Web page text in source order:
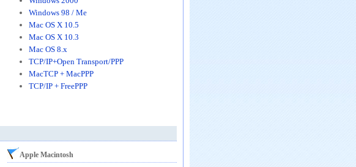
Windows 98 / Me
Mac OS X 10.5
Mac OS X 10.3
Mac OS 8.x
TCP/IP+Open Transport/PPP
MacTCP + MacPPP
TCP/IP + FreePPP
Apple Macintosh